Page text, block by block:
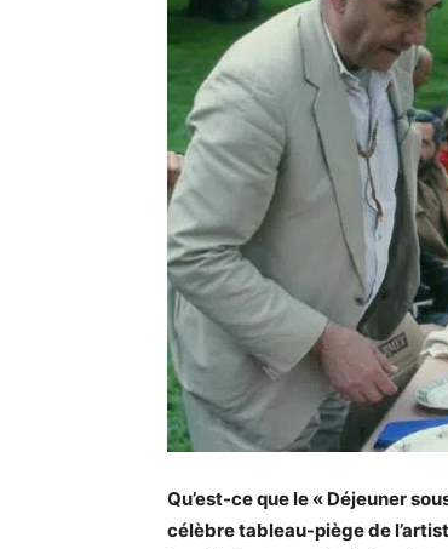
Qu’est-ce que le « Déjeuner
célèbre tableau-piège de